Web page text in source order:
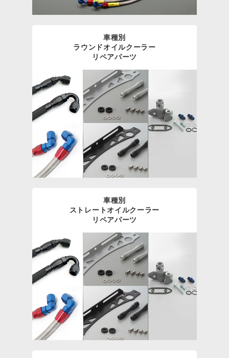
車種別
ラウンドオイルクーラー
リペアパーツ
車種別
ストレートオイルクーラー
リペアパーツ